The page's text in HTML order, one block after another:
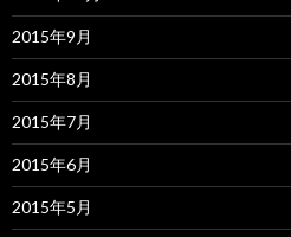
2015年9月
2015年8月
2015年7月
2015年6月
2015年5月